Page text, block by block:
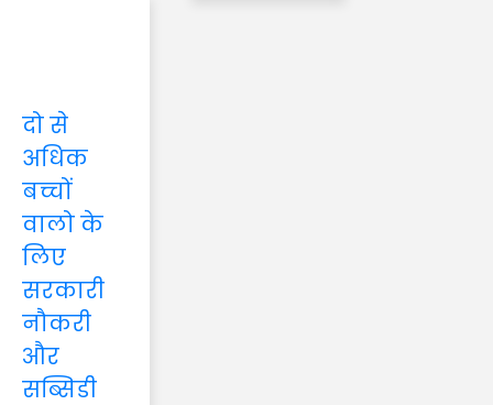
दो से
अधिक
बच्चों
वालो के
लिए
सरकारी
नौकरी
और
सब्सिडी